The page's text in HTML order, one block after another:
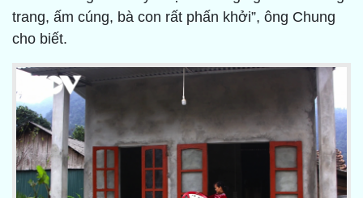
trang, ấm cúng, bà con rất phấn khởi”, ông Chung
cho biết.